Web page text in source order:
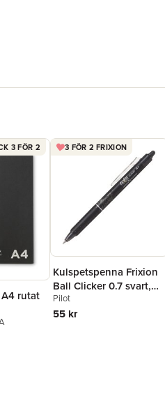
3 FÖR 2
rutat
3 FÖR 2 FRIXION
Kulspetspenna Frixion
Ball Clicker 0.7 svart,
raderbar
Pilot
55 kr